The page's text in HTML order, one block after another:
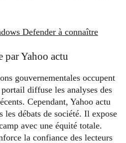
Defender à connaître
Yahoo actu
gouvernementales occupent
diffuse les analyses des
Cependant, Yahoo actu
les débats de société. Il expose
avec une équité totale.
la confiance des lecteurs